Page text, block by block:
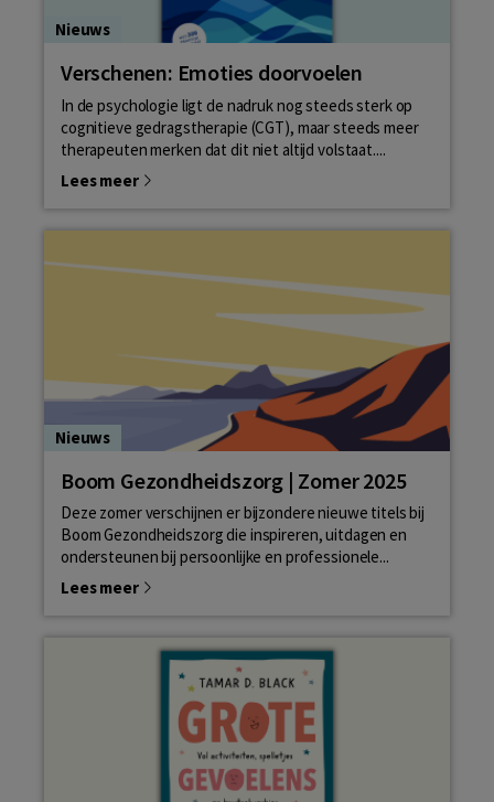
Nieuws
Verschenen: Emoties doorvoelen
In de psychologie ligt de nadruk nog steeds sterk op
cognitieve gedragstherapie (CGT), maar steeds meer
therapeuten merken dat dit niet altijd volstaat....
Lees meer
Nieuws
Boom Gezondheidszorg | Zomer 2025
Deze zomer verschijnen er bijzondere nieuwe titels bij
Boom Gezondheidszorg die inspireren, uitdagen en
ondersteunen bij persoonlijke en professionele...
Lees meer